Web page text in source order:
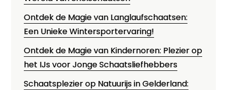
Ontdek de Magie van Langlaufschaatsen:
Een Unieke Wintersportervaring!
Ontdek de Magie van Kindernoren: Plezier op
het IJs voor Jonge Schaatsliefhebbers
Schaatsplezier op Natuurijs in Gelderland: